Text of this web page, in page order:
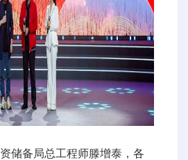
储备局总工程师滕增泰，各